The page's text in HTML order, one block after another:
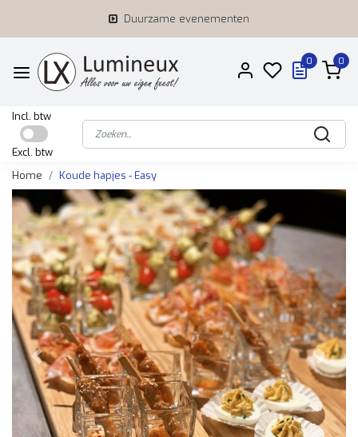
Duurzame evenementen
0 0
Incl. btw
Excl. btw
Home
Koude hapjes - Easy
Vorige